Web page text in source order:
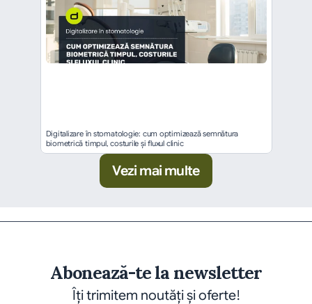
Digitalizare în stomatologie: cum optimizează semnătura
biometrică timpul, costurile și fluxul clinic
Vezi mai multe
Abonează-te la newsletter
Îți trimitem noutăți și oferte!